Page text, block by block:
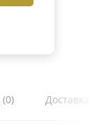
(0) Доставка и